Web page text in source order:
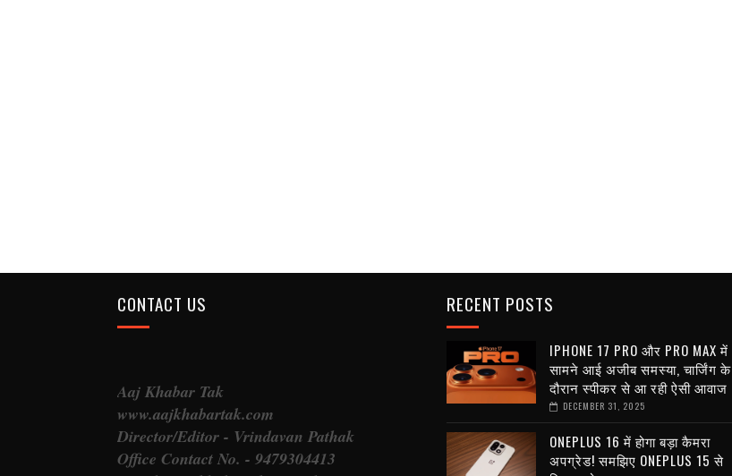
CONTACT US
Aaj Khabar Tak
www.aajkhabartak.com
Director/Editor - Vrindavan Pathak
Office Contact No. - 9479304413
RECENT POSTS
IPHONE 17 PRO और PRO MAX में
सामने आई अजीब समस्या, चार्जिंग के
दौरान स्पीकर से आ रही ऐसी आवाज
DECEMBER 31, 2025
ONEPLUS 16 में होगा बड़ा कैमरा
अपग्रेड! समझिए ONEPLUS 15 से